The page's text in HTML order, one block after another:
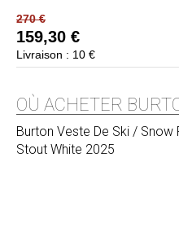
270 €
159,30 €
Livraison : 10 €
OÙ ACHETER
Burton Veste De Ski / Snow
Stout White 2025